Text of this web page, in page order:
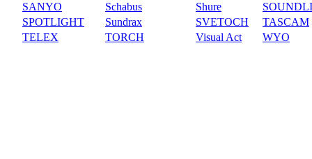
SANYO
Schabus Shure
SPOTLIGHT
Sundrax SVETOCH
TASCAM
TELEX
TORCH Visual Act WYO